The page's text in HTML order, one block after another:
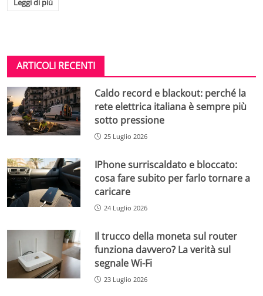
Leggi di più
ARTICOLI RECENTI
Caldo record e blackout: perché la
rete elettrica italiana è sempre più
sotto pressione
25 Luglio 2026
IPhone surriscaldato e bloccato:
cosa fare subito per farlo tornare a
caricare
24 Luglio 2026
Il trucco della moneta sul router
funziona davvero? La verità sul
segnale Wi-Fi
23 Luglio 2026